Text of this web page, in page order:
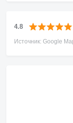
4.8
Источник: Google